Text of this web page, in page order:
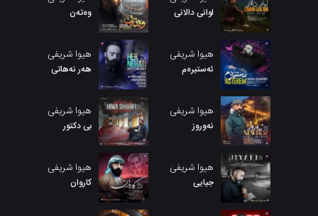
لوانی دالانی وەتەن
هیوا شریفی
ئەستیرەم
هیوا شریفی
هەر نەهاتی
هیوا شریفی
نەوروز
هیوا شریفی
بی دکتور
هیوا شریفی
جیایی
هیوا شریفی
کاروان